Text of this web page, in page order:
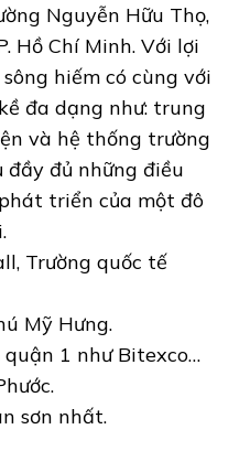
Nguyễn Hữu Thọ,
Hồ Chí Minh. Với lợi
hiếm có cùng với
đa dạng như: trung
và hệ thống trường
đầy đủ những điều
triển của một đô
Trường quốc tế
Mỹ Hưng.
1 như Bitexco…
sơn nhất.